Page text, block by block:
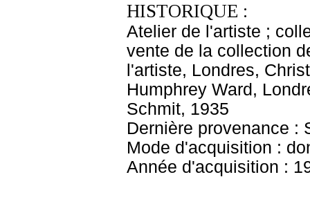
HISTORIQUE :
Atelier de l'artiste ;
vente de la collection
l'artiste, Londres,
Humphrey Ward,
Schmit, 1935
Dernière provenance :
Mode d'acquisition :
Année d'acquisition :